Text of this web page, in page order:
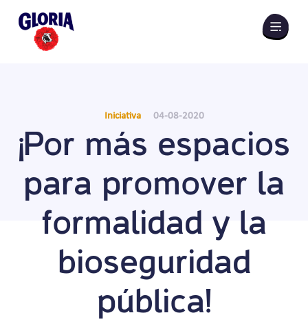
Volver a Iniciativas
Iniciativa 04-08-2020
¡Por más espacios
para promover la
formalidad y la
bioseguridad
pública!